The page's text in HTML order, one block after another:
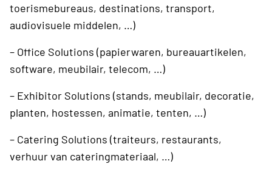
toerismebureaus, destinations, transport,
audiovisuele middelen, …)
– Office Solutions (papierwaren, bureauartikelen,
software, meubilair, telecom, …)
– Exhibitor Solutions (stands, meubilair, decoratie,
planten, hostessen, animatie, tenten, …)
– Catering Solutions (traiteurs, restaurants,
verhuur van cateringmateriaal, …)